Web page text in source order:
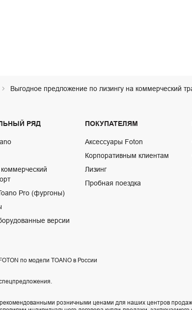
Выгодное предложение по лизингу на коммерческий
РЯД
коммерческий
Pro (фургоны)
версии
ПОКУПАТЕЛЯМ
Аксессуары Foton
Корпоративным клиентам
Лизинг
Пробная поездка
по модели TOANO в России
розничными ценами для наших центров